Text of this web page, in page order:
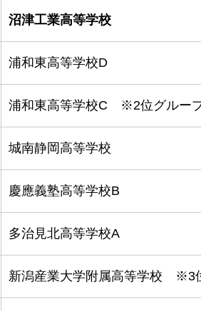
沼津工業高等学校
浦和東高等学校D
浦和東高等学校C ※2位グルー
城南静岡高等学校
慶應義塾高等学校B
多治見北高等学校A
新潟産業大学附属高等学校 ※3